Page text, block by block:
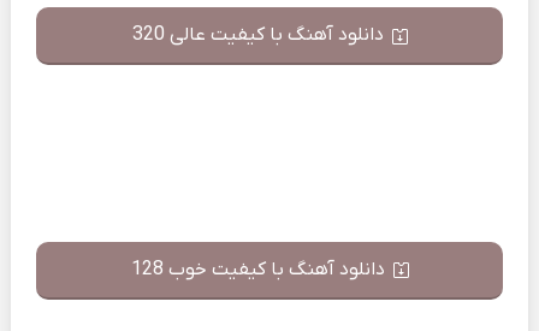
دانلود آهنگ با کیفیت عالی 320
دانلود آهنگ با کیفیت خوب 128